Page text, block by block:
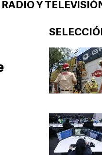
Y